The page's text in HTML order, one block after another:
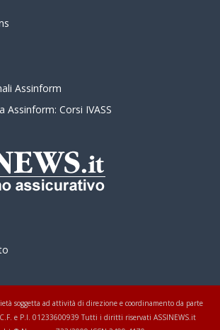
Assinform
Assinform: Corsi IVASS
soggetta ad attività di direzione e coordinamento da parte
e P.I. 01233600939 Tutti i diritti riservati ASSINEWS.it